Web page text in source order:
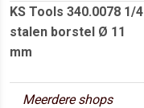
KS Tools 340.0078 1/4
stalen borstel Ø 11
mm
Meerdere shops